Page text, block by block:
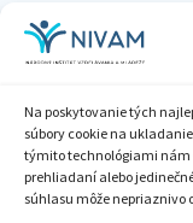
Na poskytovanie tých
súbory cookie na
týmito technológiami nám
prehliadaní alebo
súhlasu môže nepriaznivo
IČO: 00164348
DIČ: 2020798714